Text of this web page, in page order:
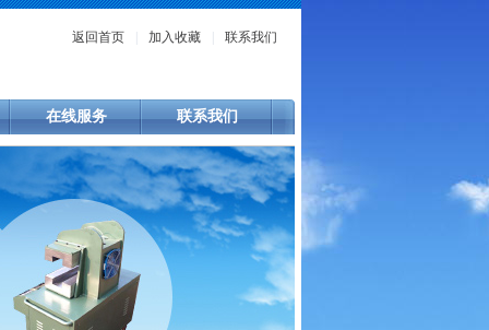
返回首页 加入收藏 联系我们
在线服务 联系我们